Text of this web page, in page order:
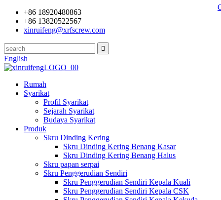
+86 18920480863
+86 13820522567
xinruifeng@xrfscrew.com
English
Rumah
Syarikat
Profil Syarikat
Sejarah Syarikat
Budaya Syarikat
Produk
Skru Dinding Kering
Skru Dinding Kering Benang Kasar
Skru Dinding Kering Benang Halus
Skru papan serpai
Skru Penggerudian Sendiri
Skru Penggerudian Sendiri Kepala Kuali
Skru Penggerudian Sendiri Kepala CSK